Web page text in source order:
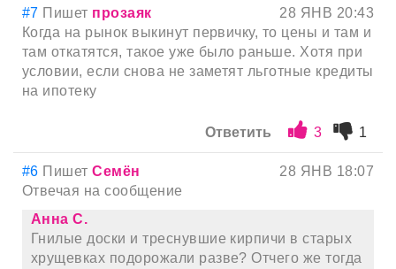
#7 Пишет прозаяк
28 ЯНВ 20:43
Когда на рынок выкинут первичку, то цены и там и
там откатятся, такое уже было раньше. Хотя при
условии, если снова не заметят льготные кредиты
на ипотеку
Ответить 3 1
#6 ПишетСемён
28 ЯНВ 18:07
Отвечая на сообщение
Анна С.
Гнилые доски и треснувшие кирпичи в старых
хрущевках подорожали разве? Отчего же тогда